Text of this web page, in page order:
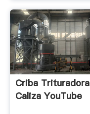
Criba Trituradora
Caliza YouTube